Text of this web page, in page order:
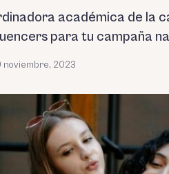
académica de la
para tu campaña
noviembre, 2023